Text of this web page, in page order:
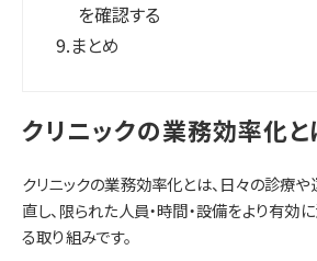
を確認する
9.まとめ
クリニックの業務効率化と
クリニックの業務効率化とは、日々の診療
直し、限られた人員・時間・設備をより有効
る取り組みです。